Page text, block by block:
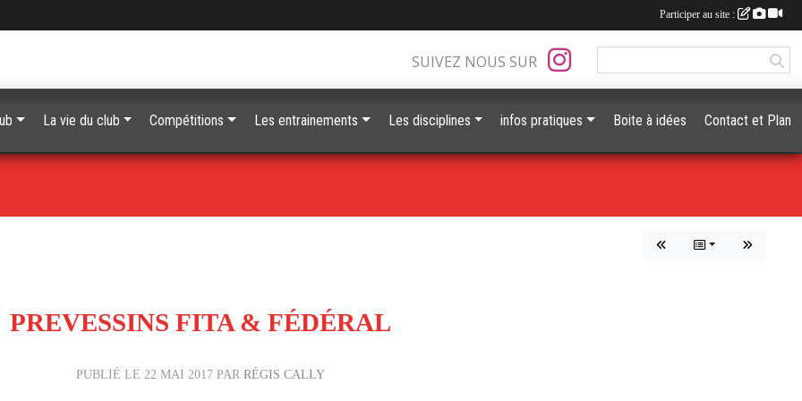
PREVESSINS FITA & FÉDÉRAL
PUBLIÉ LE 22 MAI 2017 PAR RÉGIS CALLY
SUIVEZ NOUS SUR
La vie du club Compétitions Les entrainements Les disciplines infos pratiques Boite à idées Contact et Plan
Participer au site :